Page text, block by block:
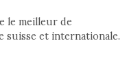
le meilleur de
suisse et internationale.